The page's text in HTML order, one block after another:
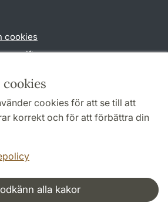
cookies för att se till att
korrekt och för att förbättra din
alla kakor
cookies